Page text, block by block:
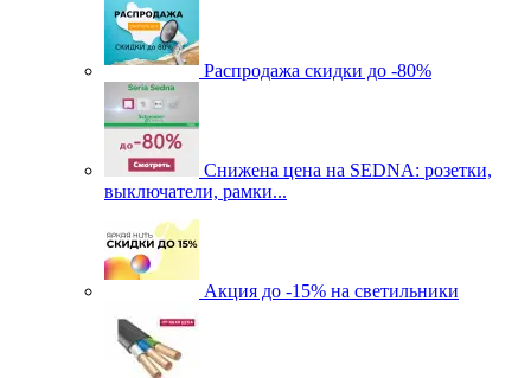
Распродажа скидки до -80%
Cнижена цена на SEDNA: розетки,
выключатели, рамки...
Акция до -15% на светильники